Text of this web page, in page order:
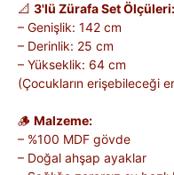
📐 3'lü Zürafa Set Ölçüleri:
– Genişlik: 142 cm
– Derinlik: 25 cm
– Yükseklik: 64 cm
(Çocukların erişebileceği
🪵 Malzeme:
– %100 MDF gövde
– Doğal ahşap ayaklar